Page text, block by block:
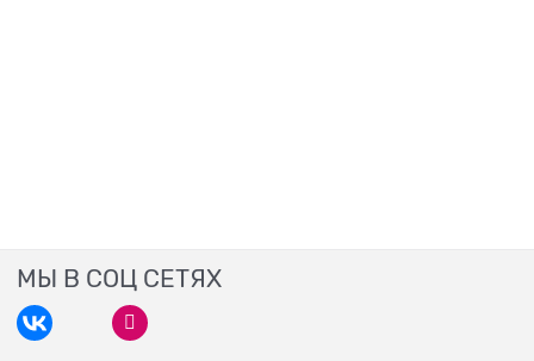
МЫ В СОЦ СЕТЯХ